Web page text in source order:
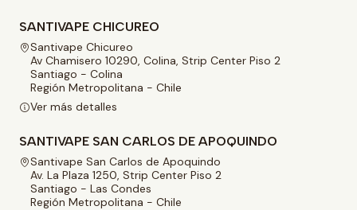
SANTIVAPE CHICUREO
Santivape Chicureo
Av Chamisero 10290, Colina, Strip Center Piso 2
Santiago - Colina
Región Metropolitana - Chile
Ver más detalles
SANTIVAPE SAN CARLOS DE APOQUINDO
Santivape San Carlos de Apoquindo
Av. La Plaza 1250, Strip Center Piso 2
Santiago - Las Condes
Región Metropolitana - Chile